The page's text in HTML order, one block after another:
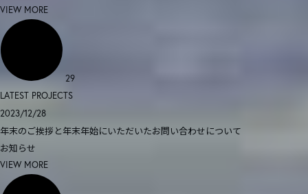
VIEW MORE
29
LATEST PROJECTS
2023/12/28
年末のご挨拶と年末年始にいただいたお問い合わせについて
お知らせ
VIEW MORE